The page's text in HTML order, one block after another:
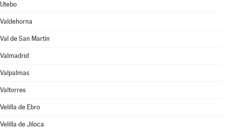
Utebo
Valdehorna
Val de San Martín
Valmadrid
Valpalmas
Valtorres
Velilla de Ebro
Velilla de Jiloca